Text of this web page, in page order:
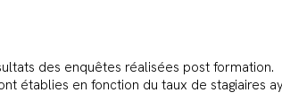
des enquêtes réalisées post formation.
établies en fonction du taux de stagiaires